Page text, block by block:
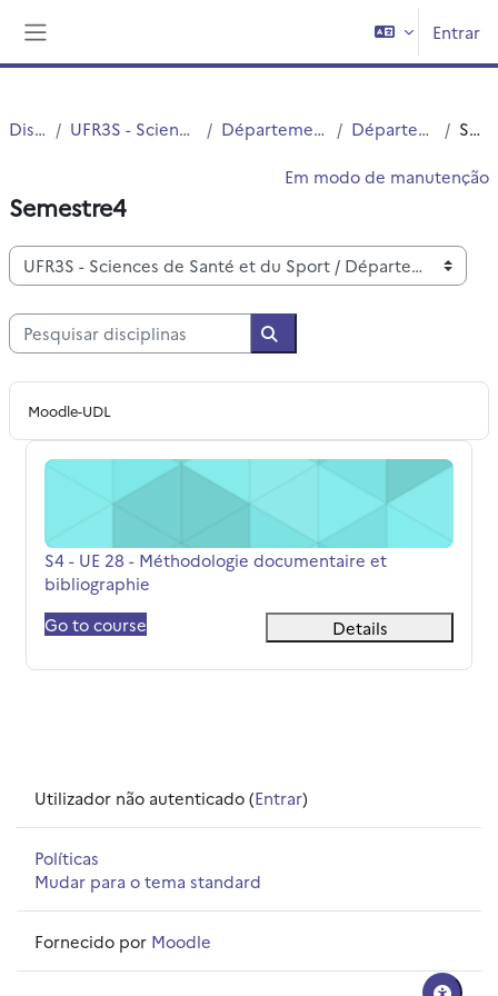
Entrar
Disciplinas UFR3S - Sciences de Santé et du Sport Département UFR3S - Médecine Département d’Orthoptie Semestre4
Em modo de manutenção
Semestre4
Categorias de disciplinas
Pesquisar disciplinas
Pesquisar disciplinas
Moodle-UDL
S4 - UE 28 - Méthodologie documentaire et bibliographie
Nome da disciplina
S4 - UE 28 - Méthodologie documentaire et
bibliographie
Go to course
Details
Utilizador não autenticado (Entrar)
Políticas
Mudar para o tema standard
Fornecido por Moodle